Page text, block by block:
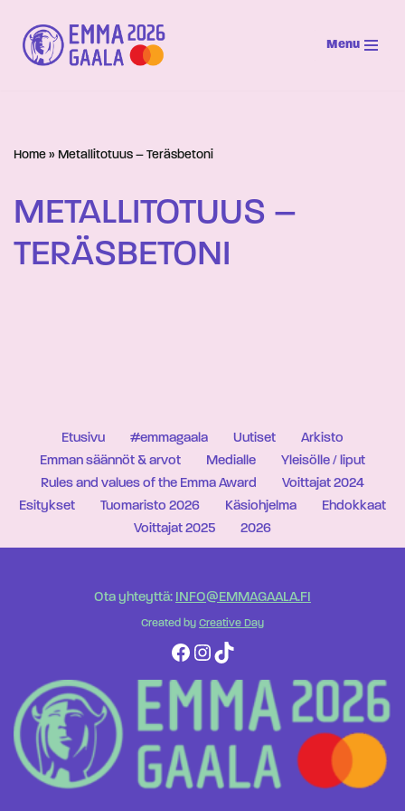
Siirry
suoraan
Menu
Home » Metallitotuus – Teräsbetoni
METALLITOTUUS –
TERÄSBETONI
Etusivu #emmagaala Uutiset
Arkisto
Emman säännöt & arvot
Medialle
Yleisölle / liput
Rules and values of the Emma Award
Voittajat 2024
Esitykset
Tuomaristo 2026 Käsiohjelma
Ehdokkaat
Voittajat 2025
2026
Ota yhteyttä: INFO@EMMAGAALA.FI
Created by Creative Day